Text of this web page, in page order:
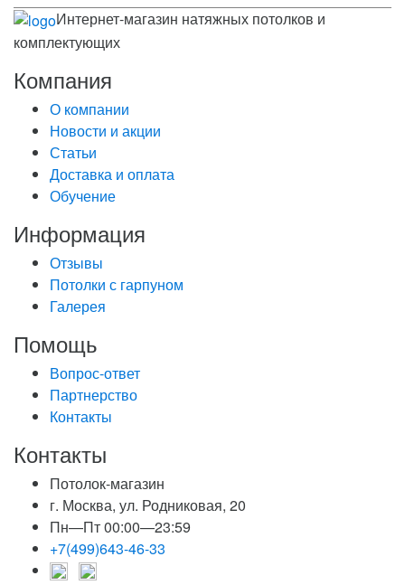
Интернет-магазин натяжных потолков и
комплектующих
Компания
О компании
Новости и акции
Статьи
Доставка и оплата
Обучение
Информация
Отзывы
Потолки с гарпуном
Галерея
Помощь
Вопрос-ответ
Партнерство
Контакты
Контакты
Потолок-магазин
г. Москва, ул. Родниковая, 20
Пн—Пт 00:00—23:59
+7(499)643-46-33